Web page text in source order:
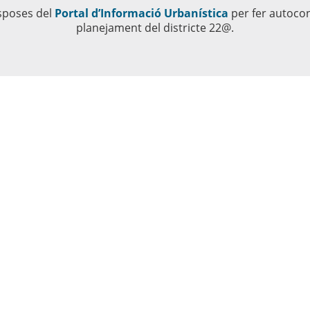
del Portal d’Informació Urbanística per fer
planejament del districte 22@.